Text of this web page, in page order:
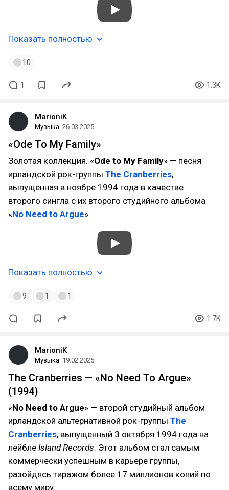
Показать полностью
10
1 1.3K
MarioniK
Музыка 26.03.2025
«Ode To My Family»
Золотая коллекция. «Ode to My Family» — песня
ирландской рок-группы The Cranberries,
выпущенная в ноябре 1994 года в качестве
второго сингла с их второго студийного альбома
«No Need to Argue».
Показать полностью
9 1 1
1.7K
MarioniK
Музыка 19.02.2025
The Cranberries — «No Need To Argue»
(1994)
«No Need to Argue» — второй студийный альбом
ирландской альтернативной рок-группы The
Cranberries, выпущенный 3 октября 1994 года на
лейбле Island Records. Этот альбом стал самым
коммерчески успешным в карьере группы,
разойдясь тиражом более 17 миллионов копий по
всему миру.